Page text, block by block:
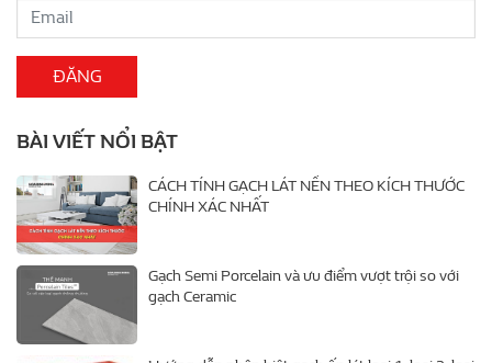
BÀI VIẾT NỔI BẬT
CÁCH TÍNH GẠCH LÁT NỀN THEO KÍCH THƯỚC
CHÍNH XÁC NHẤT
Gạch Semi Porcelain và ưu điểm vượt trội so với
gạch Ceramic